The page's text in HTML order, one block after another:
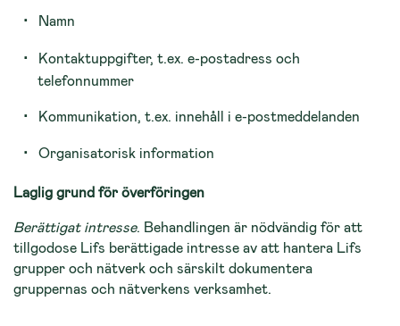
Namn
Kontaktuppgifter, t.ex. e-postadress och
telefonnummer
Kommunikation, t.ex. innehåll i e-postmeddelanden
Organisatorisk information
Laglig grund för överföringen
Berättigat intresse. Behandlingen är nödvändig för att
tillgodose Lifs berättigade intresse av att hantera Lifs
grupper och nätverk och särskilt dokumentera
gruppernas och nätverkens verksamhet.